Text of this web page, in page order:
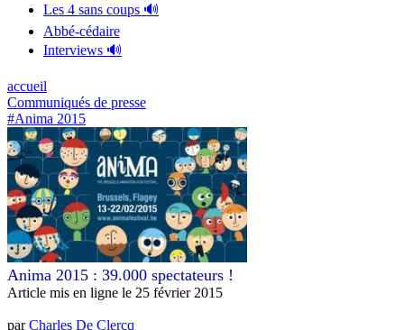
Les 4 sans coups 🔊
Abbé-cédaire
Interviews 🔊
accueil
Communiqués de presse
#Anima 2015
Anima 2015 : 39.000 spectateurs !
Article mis en ligne le 25 février 2015
parCharles De Clercq